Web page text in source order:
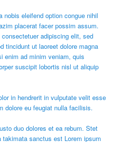
nobis eleifend option congue nihil
placerat facer possim assum.
adipiscing elit, sed
tincidunt ut laoreet dolore magna
enim ad minim veniam, quis
suscipit lobortis nisl ut aliquip
in hendrerit in vulputate velit esse
dolore eu feugiat nulla facilisis.
duo dolores et ea rebum. Stet
sanctus est Lorem ipsum